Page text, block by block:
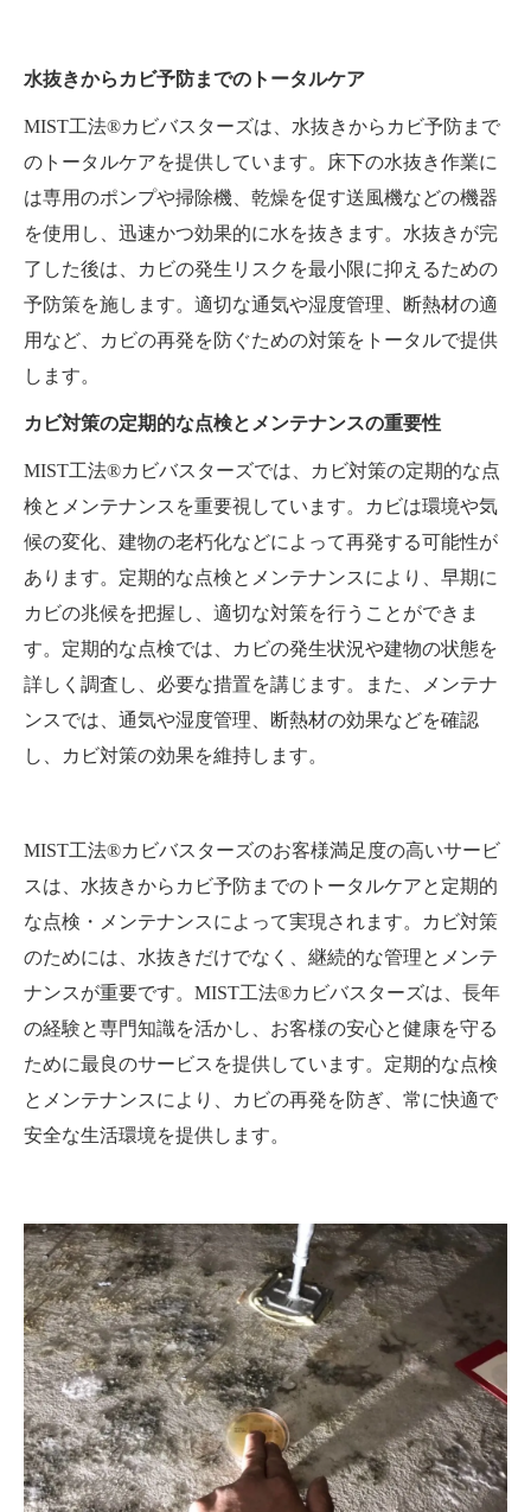
水抜きからカビ予防までのトータルケア
MIST工法®カビバスターズは、水抜きからカビ予防まで
のトータルケアを提供しています。床下の水抜き作業に
は専用のポンプや掃除機、乾燥を促す送風機などの機器
を使用し、迅速かつ効果的に水を抜きます。水抜きが完
了した後は、カビの発生リスクを最小限に抑えるための
予防策を施します。適切な通気や湿度管理、断熱材の適
用など、カビの再発を防ぐための対策をトータルで提供
します。
カビ対策の定期的な点検とメンテナンスの重要性
MIST工法®カビバスターズでは、カビ対策の定期的な点
検とメンテナンスを重要視しています。カビは環境や気
候の変化、建物の老朽化などによって再発する可能性が
あります。定期的な点検とメンテナンスにより、早期に
カビの兆候を把握し、適切な対策を行うことができま
す。定期的な点検では、カビの発生状況や建物の状態を
詳しく調査し、必要な措置を講じます。また、メンテナ
ンスでは、通気や湿度管理、断熱材の効果などを確認
し、カビ対策の効果を維持します。
MIST工法®カビバスターズのお客様満足度の高いサービ
スは、水抜きからカビ予防までのトータルケアと定期的
な点検・メンテナンスによって実現されます。カビ対策
のためには、水抜きだけでなく、継続的な管理とメンテ
ナンスが重要です。MIST工法®カビバスターズは、長年
の経験と専門知識を活かし、お客様の安心と健康を守る
ために最良のサービスを提供しています。定期的な点検
とメンテナンスにより、カビの再発を防ぎ、常に快適で
安全な生活環境を提供します。